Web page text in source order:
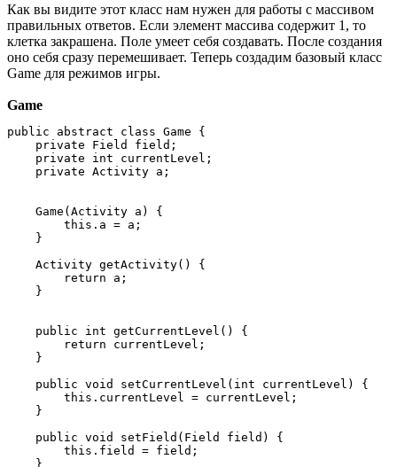
Как вы видите этот класс нам нужен для работы с массивом
правильных ответов. Если элемент массива содержит 1, то
клетка закрашена. Поле умеет себя создавать. После создания
оно себя сразу перемешивает. Теперь создадим базовый класс
Game для режимов игры.
Game
public abstract class Game {
    private Field field;
    private int currentLevel;
    private Activity a;
    Game(Activity a) {
        this.a = a;
    }
    Activity getActivity() {
        return a;
    }
    public int getCurrentLevel() {
        return currentLevel;
    }
    public void setCurrentLevel(int currentLevel) {
        this.currentLevel = currentLevel;
    }
    public void setField(Field field) {
        this.field = field;
    }